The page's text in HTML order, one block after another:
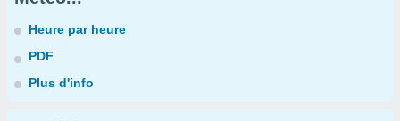
Heure par heure
PDF
Plus d'info